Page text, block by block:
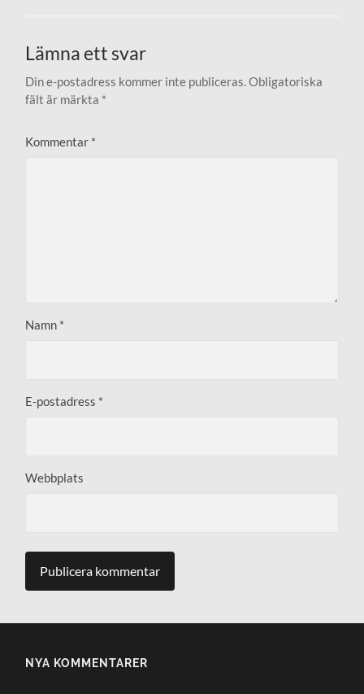
Lämna ett svar
Din e-postadress kommer inte publiceras.Obligatoriska
fält är märkta *
Kommentar *
Namn *
E-postadress *
Webbplats
NYA KOMMENTARER